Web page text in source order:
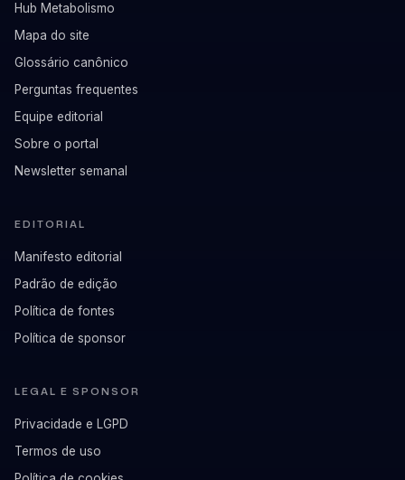
Hub Metabolismo
Mapa do site
Glossário canônico
Perguntas frequentes
Equipe editorial
Sobre o portal
Newsletter semanal
EDITORIAL
Manifesto editorial
Padrão de edição
Política de fontes
Política de sponsor
LEGAL E SPONSOR
Privacidade e LGPD
Termos de uso